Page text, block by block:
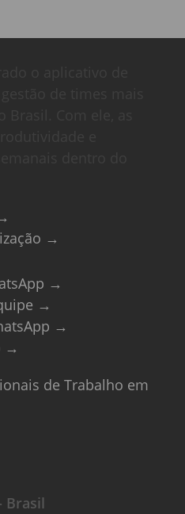
→
→
→
→
→
de Trabalho em
Brasil